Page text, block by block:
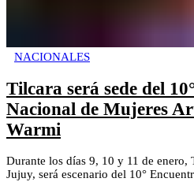
NACIONALES
Tilcara será sede del
Nacional de Mujeres
Warmi
Durante los días 9, 10 y 11 de enero,
Jujuy, será escenario del 10°